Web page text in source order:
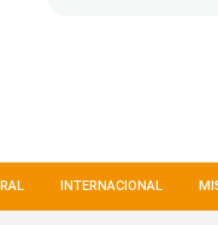
INTERNACIONAL